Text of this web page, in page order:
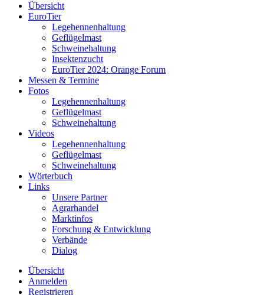
Übersicht
EuroTier
Legehennenhaltung
Geflügelmast
Schweinehaltung
Insektenzucht
EuroTier 2024: Orange Forum
Messen & Termine
Fotos
Legehennenhaltung
Geflügelmast
Schweinehaltung
Videos
Legehennenhaltung
Geflügelmast
Schweinehaltung
Wörterbuch
Links
Unsere Partner
Agrarhandel
Marktinfos
Forschung & Entwicklung
Verbände
Dialog
Übersicht
Anmelden
Registrieren